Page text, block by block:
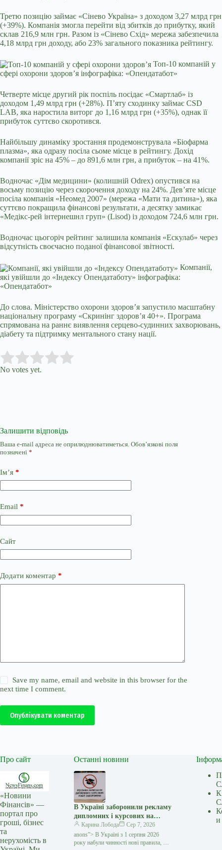
Третю позицію займає «Сінево Україна» з доходом 3,27 млрд грн
(+39%). Компанія змогла перейти від збитків до прибутку, який
склав 216,9 млн грн. Разом із «Сінево Схід» мережа забезпечила
4,18 млрд грн доходу, або 23% загального показника рейтингу.
Топ-10 компаній у
сфері охорони здоров’я інфографіка: «Опендатабот»
Четверте місце другий рік поспіль посідає «Смартлаб» із
доходом 1,49 млрд грн (+28%). П’яту сходинку займає CSD
LAB, яка наростила виторг до 1,16 млрд грн (+35%), однак її
прибуток суттєво скоротився.
Найбільшу динаміку зростання продемонструвала «Біофарма
плазма», яка одразу посіла сьоме місце в рейтингу. Дохід
компанії зріс на 45% – до 891,6 млн грн, а прибуток – на 41%.
Водночас «Дім медицини» (колишній Odrex) опустився на
восьму позицію через скорочення доходу на 24%. Дев’яте місце
посіла компанія «Неомед 2007» (мережа «Мати та дитина»), яка
суттєво покращила фінансові результати, а десятку замикає
«Медікс-рей інтернешнл груп» (Lisod) із доходом 724,6 млн грн.
Водночас цьогоріч рейтинг залишила компанія «Ескулаб» через
відсутність своєчасно поданої фінансової звітності.
Компанії,
які увійшли до «Індексу Опендатаботу» інфографіка:
«Опендатабот»
До слова. Міністерство охорони здоров’я запустило масштабну
національну програму «Скринінг здоров’я 40+». Програма
спрямована на раннє виявлення серцево-судинних захворювань,
діабету та підтримку ментального стану нації.
Rate this item:
No votes yet.
Залишити відповідь
Ваша e-mail адреса не оприлюднюватиметься. Обов’язкові поля
позначені *
Ім’я *
Email *
Сайт
Додати коментар *
Save my name, email and website in this browser for the
next time I comment.
Опублікувати коментар
Про сайт
«Новини
Фінансів» —
портал про
гроші, бізнес
та
нерухомість в
Останні новини
В Україні заборонили рекламу
дипломних і курсових на
замовлення: кого стосуються
нові правила — Мінфін
Карина Лобода
Сер 7, 2026
anons”> В Україні з 1 серпня 2026
року набули чинності нові правила, які
и